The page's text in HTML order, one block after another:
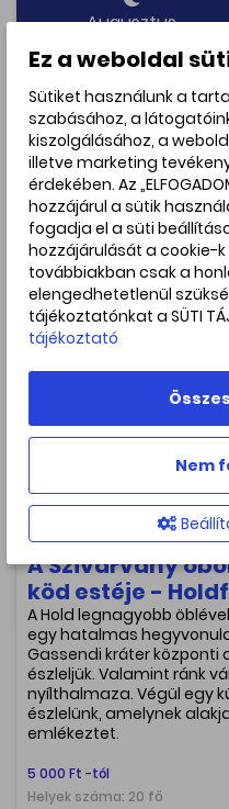
Augusztus
22. Szombat
20:45
A Hold
Első célpontunk a Hold
Copernicus. Majd égi
óriáskrátert csodáljuk
felé fordítjuk
kozmikus fánkra
nyílthalmazának kék
5 000 Ft -tól
Helyek száma: 26 fő
Bővebben
21:00
A Szivárvány
köd estéje -
A Hold legnagyobb
egy hatalmas
Gassendi kráter
észleljük. Valamint ránk
nyílthalmaza. Végül egy
észlelünk, amelynek
emlékeztet.
5 000 Ft -tól
Helyek száma: 20 fő
Ez a weboldal
Sütiket használunk a
szabásához, a
kiszolgálásához, a
illetve marketing
érdekében. Az
hozzájárul a sütik
fogadja el a süti
hozzájárulását a cookie-
továbbiakban csak a
elengedhetetlenül
tájékoztatónkat a SÜTI
tájékoztató
Nem